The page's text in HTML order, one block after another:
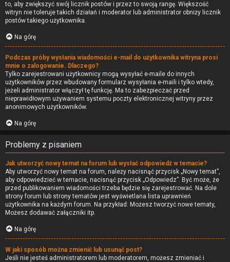
to, aby zwiększyć swój licznik postów i przez to swoją rangę. Większość
witryn nie toleruje takich działań i moderator lub administrator obniży licznik
postów takiego użytkownika.
Na górę
Podczas próby wysłania wiadomości e-mail do użytkownika witryna prosi
mnie o zalogowanie. Dlaczego?
Tylko zarejestrowani użytkownicy mogą wysyłać e-maile do innych
użytkowników przez wbudowany formularz wysyłania e-maili i tylko wtedy,
jeżeli administrator włączył tę funkcję. Ma to zabezpieczać przed
nieprawidłowym używaniem systemu poczty elektronicznej witryny przez
anonimowych użytkowników.
Na górę
Problemy z pisaniem
Jak utworzyć nowy temat na forum lub wysłać odpowiedź w temacie?
Aby utworzyć nowy temat na forum, należy nacisnąć przycisk „Nowy temat”,
aby odpowiedzieć w temacie, nacisnąć przycisk „Odpowiedz”. Być może, że
przed publikowaniem wiadomości trzeba będzie się zarejestrować. Na dole
strony forum lub strony tematów jest wyświetlana lista uprawnień
użytkownika na każdym forum. Na przykład: Możesz tworzyć nowe tematy,
Możesz dodawać załączniki itp.
Na górę
W jaki sposób można zmienić lub usunąć post?
Jeśli nie jesteś administratorem lub moderatorem, możesz zmieniać i